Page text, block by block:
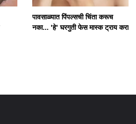
पावसाळ्यात पिंपल्सची चिंता करूच
नका... 'हे' घरगुती फेस मास्क ट्राय करा